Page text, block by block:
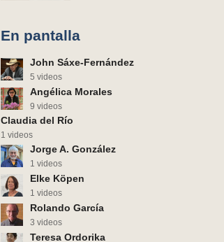
En pantalla
John Sáxe-Fernández
5 videos
Angélica Morales
9 videos
Claudia del Río
1 videos
Jorge A. González
1 videos
Elke Köpen
1 videos
Rolando García
3 videos
Teresa Ordorika